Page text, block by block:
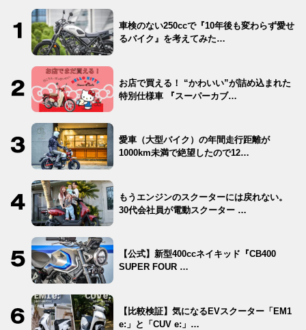
車検のない250ccで『10年後も変わらず愛せ
るバイク』を考えてみた…
お店で買える！ “かわいい”が詰め込まれた
特別仕様車 『スーパーカブ…
愛車（大型バイク）の年間走行距離が
1000km未満で絶望したので12…
もうエンジンのスクーターには戻れない。
30代会社員が電動スクーター …
【公式】新型400ccネイキッド『CB400
SUPER FOUR …
【比較検証】気になるEVスクーター「EM1
e:」と「CUV e:」…